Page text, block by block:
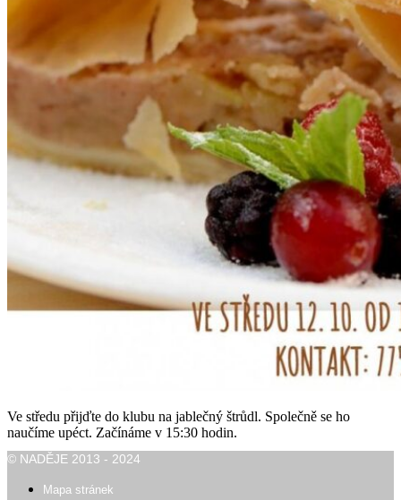
Ve středu přijďte do klubu na jablečný štrůdl. Společně se ho
naučíme upéct. Začínáme v 15:30 hodin.
© NADĚJE 2013 - 2024
Mapa stránek